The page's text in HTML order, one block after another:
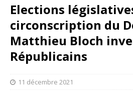
Elections
circonscription du
Matthieu Bloch
Républicains
11 décembre 2021